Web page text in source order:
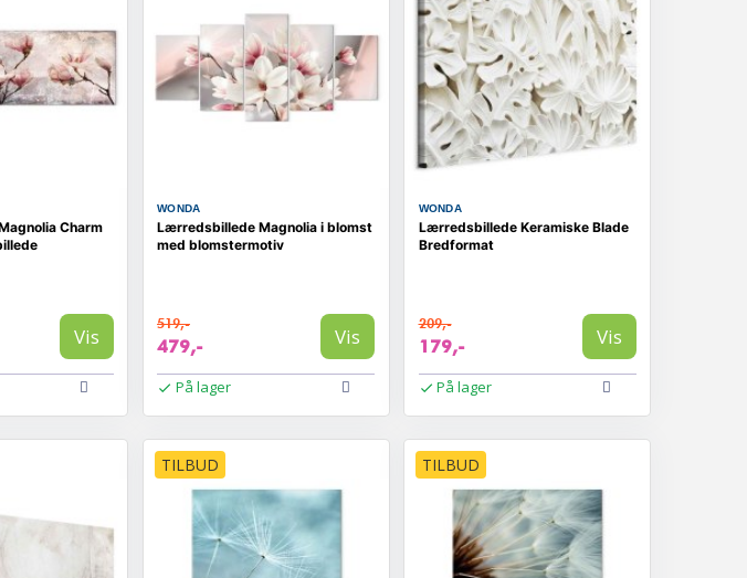
Charm
Vis
WONDA
Lærredsbillede Magnolia i blomst
med blomstermotiv
519,-
479,- Vis
På lager
WONDA
Lærredsbillede Keramiske Blade
Bredformat
209,-
179,- Vis
På lager
TILBUD TILBUD